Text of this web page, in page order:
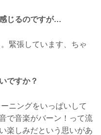
じるのですが…
緊張しています、ちゃ
ですか？
ニングをいっぱいして
で音楽がバーン！って流
楽しみだという思いがあ